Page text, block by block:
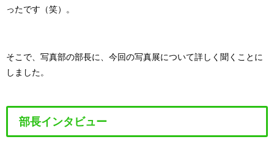
ったです（笑）。
そこで、写真部の部長に、今回の写真展について詳しく聞くことに
しました。
部長インタビュー